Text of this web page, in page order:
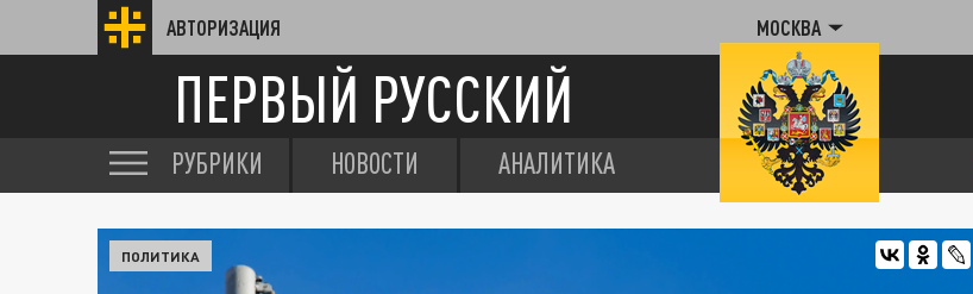
АВТОРИЗАЦИЯ МОСКВА
ПЕРВЫЙ РУССКИЙ
РУБРИКИ НОВОСТИ АНАЛИТИКА
ПОЛИТИКА